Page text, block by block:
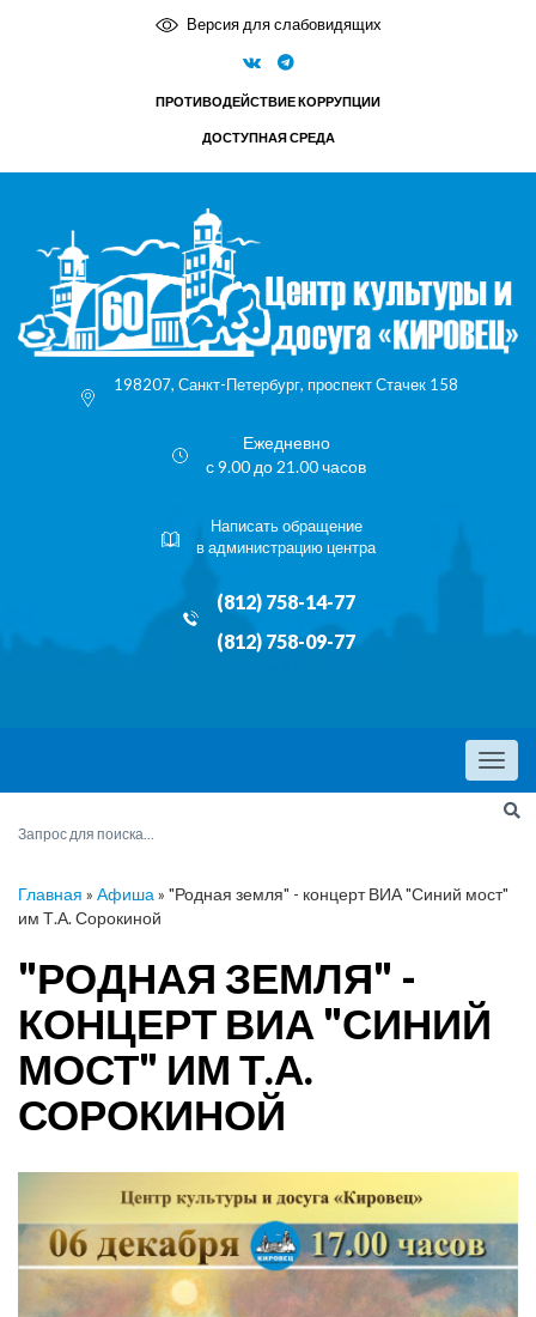
Версия для слабовидящих
ПРОТИВОДЕЙСТВИЕ КОРРУПЦИИ
ДОСТУПНАЯ СРЕДА
198207, Санкт-Петербург, проспект Стачек 158
Ежедневно
с 9.00 до 21.00 часов
Написать обращение
в администрацию центра
(812) 758-14-77
(812) 758-09-77
Menu
Главная » Афиша » "Родная земля" - концерт ВИА "Синий мост"
им Т.А. Сорокиной
"РОДНАЯ ЗЕМЛЯ" -
КОНЦЕРТ ВИА "СИНИЙ
МОСТ" ИМ Т.А.
СОРОКИНОЙ